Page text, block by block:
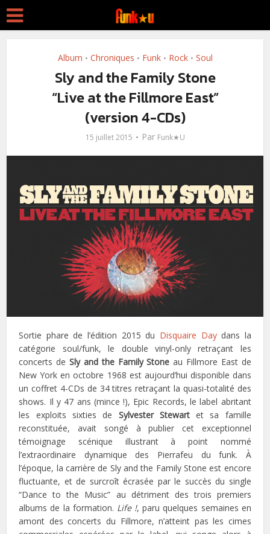
Album • Chroniques • Funk • Rock • Soul
Sly and the Family Stone
“Live at the Fillmore East”
(version 4-CDs)
15 juillet 2015 Par Funk★U
Sortie phare de l’édition 2015 du Disquaire Daydans la
catégorie soul/funk, le double vinyl-only retraçant les
concerts de Sly and the Family Stone au Fillmore East de
New York en octobre 1968 est aujourd’hui disponible dans
un coffret 4-CDs de 34 titres retraçant la quasi-totalité des
shows. Il y 47 ans (mince !), Epic Records, le label abritant
les exploits sixties de Sylvester Stewartet sa famille
reconstituée, avait songé à publier cet exceptionnel
témoignage scénique illustrant à point nommé
l’extraordinaire dynamique des Pierrafeu du funk. À
l’époque, la carrière de Sly and the Family Stone est encore
fluctuante, et de surcroît écrasée par le succès du single
“Dance to the Music” au détriment des trois premiers
albums de la formation. Life !, paru quelques semaines en
amont des concerts du Fillmore, n’atteint pas les cimes